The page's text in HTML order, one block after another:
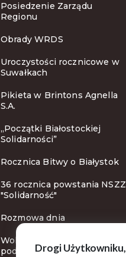
Drogi Użytkowniku,
Posiedzenie Zarządu
Regionu
Obrady WRDS
Uroczystości rocznicowe w
Suwałkach
Pikieta w Brintons Agnella
S.A.
„Początki Białostockiej
Solidarności”
Rocznica Bitwy o Białystok
36 rocznica powstania NSZZ
"Solidarność"
Rozmowa dnia
Wolne niedziele: zbieramy
podpisy!